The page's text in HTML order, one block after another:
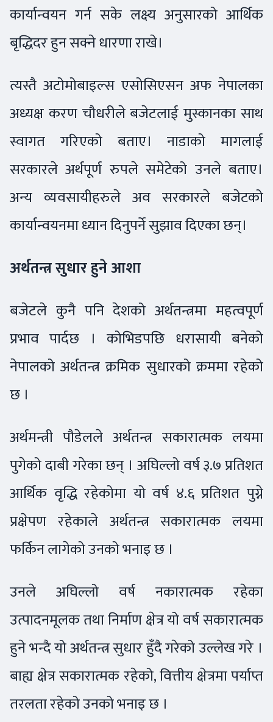
कार्यान्वयन गर्न सके लक्ष्य अनुसारको आर्थिक
बृद्धिदर हुन सक्ने धारणा राखे।
त्यस्तै अटोमोबाइल्स एसोसिएसन अफ नेपालका
अध्यक्ष करण चौधरीले बजेटलाई मुस्कानका साथ
स्वागत गरिएको बताए। नाडाको मागलाई
सरकारले अर्थपूर्ण रुपले समेटेको उनले बताए।
अन्य व्यवसायीहरुले अव सरकारले बजेटको
कार्यान्वयनमा ध्यान दिनुपर्ने सुझाव दिएका छन्।
अर्थतन्त्र सुधार हुने आशा
बजेटले कुनै पनि देशको अर्थतन्त्रमा महत्वपूर्ण
प्रभाव पार्दछ । कोभिडपछि धरासायी बनेको
नेपालको अर्थतन्त्र क्रमिक सुधारको क्रममा रहेको
छ ।
अर्थमन्त्री पौडेलले अर्थतन्त्र सकारात्मक लयमा
पुगेको दाबी गरेका छन् । अघिल्लो वर्ष ३.७ प्रतिशत
आर्थिक वृद्धि रहेकोमा यो वर्ष ४.६ प्रतिशत पुग्ने
प्रक्षेपण रहेकाले अर्थतन्त्र सकारात्मक लयमा
फर्किन लागेको उनको भनाइ छ ।
उनले अघिल्लो वर्ष नकारात्मक रहेका
उत्पादनमूलक तथा निर्माण क्षेत्र यो वर्ष सकारात्मक
हुने भन्दै यो अर्थतन्त्र सुधार हुँदै गरेको उल्लेख गरे ।
बाह्य क्षेत्र सकारात्मक रहेको, वित्तीय क्षेत्रमा पर्याप्त
तरलता रहेको उनको भनाइ छ ।